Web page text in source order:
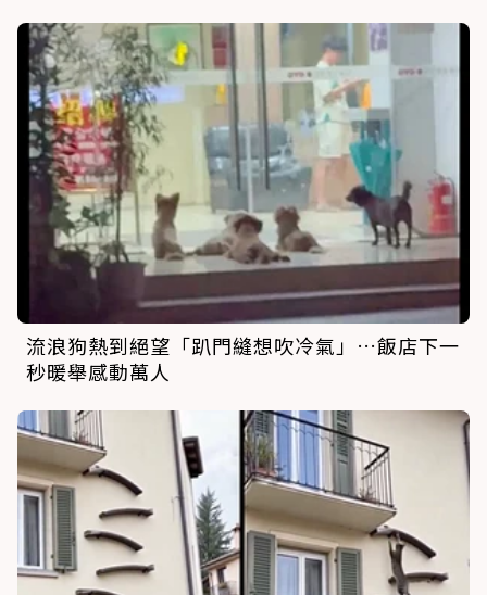
流浪狗熱到絕望「趴門縫想吹冷氣」…飯店下一
秒暖舉感動萬人